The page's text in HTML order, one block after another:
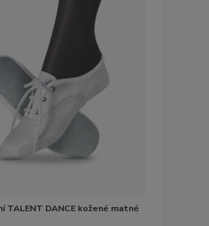
TALENT DANCE kožené matné